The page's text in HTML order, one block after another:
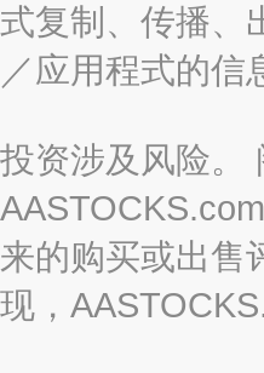
式复制、传播、
／应用程式的信
投资涉及风险。
来的购买或出售
现，